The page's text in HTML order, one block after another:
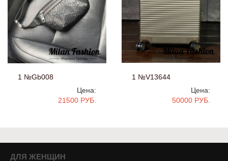
1 №Gb008
Цена:
21500 РУБ.
1 №V13644
Цена:
50000 РУБ.
ДЛЯ ЖЕНЩИН